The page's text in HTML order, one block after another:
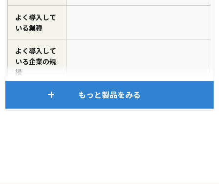
よく導入して
いる業種
よく導入して
いる企業の規
模
もっと製品をみる